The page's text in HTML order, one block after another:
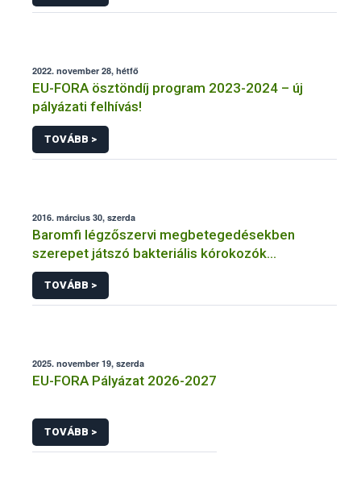
2022. november 28, hétfő
EU-FORA ösztöndíj program 2023-2024 – új
pályázati felhívás!
TOVÁBB >
2016. március 30, szerda
Baromfi légzőszervi megbetegedésekben
szerepet játszó bakteriális kórokozók
tanulmányozása
TOVÁBB >
2025. november 19, szerda
EU-FORA Pályázat 2026-2027
TOVÁBB >